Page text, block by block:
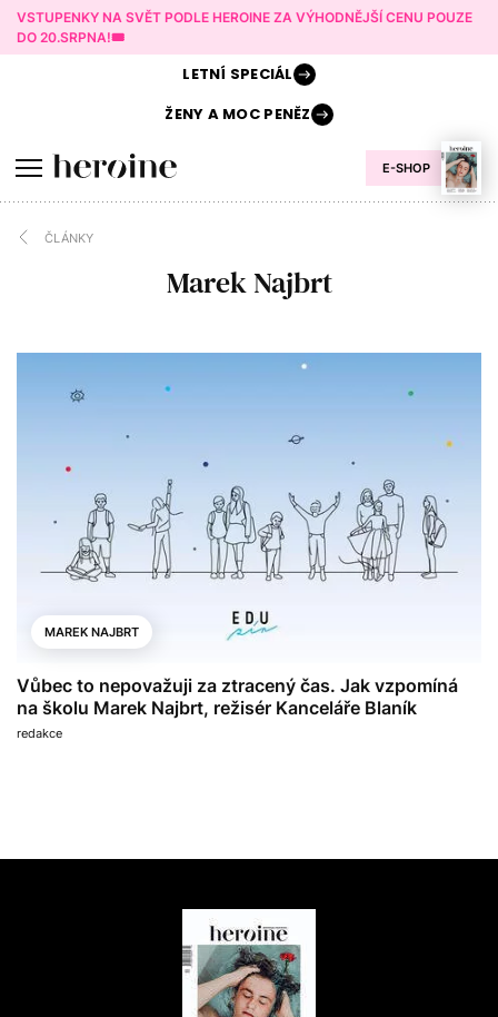
VSTUPENKY NA SVĚT PODLE HEROINE ZA VÝHODNĚJŠÍ CENU POUZE
DO 20.SRPNA!🎟️
E-SHOP
LETNÍ SPECIÁL
ŽENY AMOC PENĚZ
ČLÁNKY
Marek Najbrt
MAREK NAJBRT
Vůbec to nepovažuji za ztracený čas. Jak vzpomíná
na školu Marek Najbrt, režisér Kanceláře Blaník
redakce